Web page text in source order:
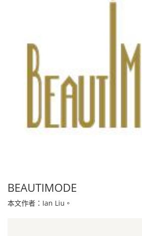
BEAUTIMODE
本文作者：Ian Liu。